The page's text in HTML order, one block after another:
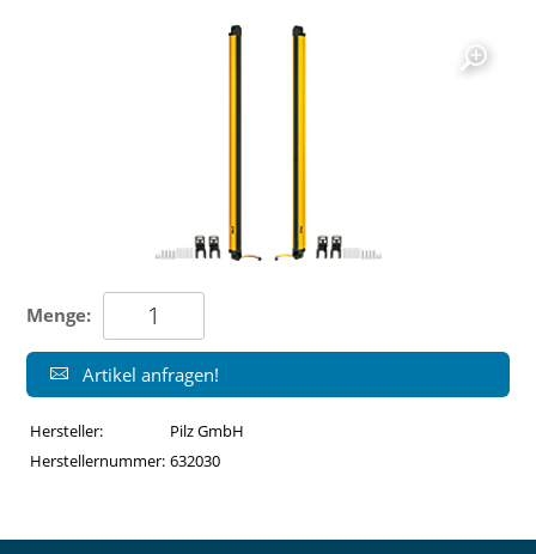
Menge:
Artikel anfragen!
Hersteller:
Pilz GmbH
Herstellernummer: 632030